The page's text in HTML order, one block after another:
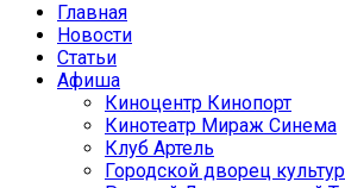
Главная
Новости
Статьи
Афиша
Киноцентр Кинопорт
Кинотеатр Мираж Синема
Клуб Артель
Городской дворец